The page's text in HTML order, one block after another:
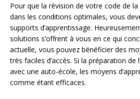
Pour que la révision de votre code de
dans les conditions optimales, vous
supports d’apprentissage.
solutions s’offrent à vous en ce qui
actuelle, vous pouvez bénéficier des
très faciles d’accès. Si la préparation de
avec une auto-école, les moyens
comme étant efficaces.